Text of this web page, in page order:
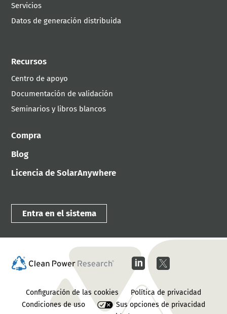
Servicios
Datos de generación distribuida
Recursos
Centro de apoyo
Documentación de validación
Seminarios y libros blancos
Compra
Blog
Licencia de SolarAnywhere
Entra en el sistema
Configuración de las cookies
Política de privacidad
Condiciones de uso
Sus opciones de privacidad